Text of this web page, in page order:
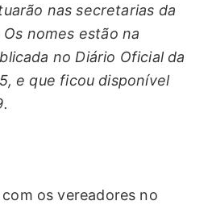
nas secretarias da
nomes estão na
no Diário Oficial da
e que ficou disponível
os vereadores no